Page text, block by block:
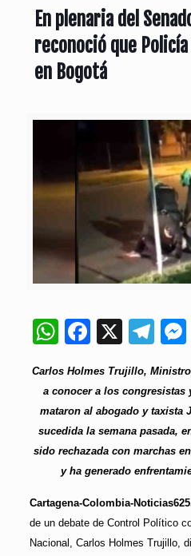
En plenaria del
reconoció que
en Bogotá
WhatsApp
X
Carlos Holmes Trujillo,
a conocer a los
mataron al abogado y taxista
sucedida la semana pasada,
sido rechazada con marchas
y ha generado
Cartagena-Colombia-
de un debate de Control Político
Nacional, Carlos Holmes Trujillo,